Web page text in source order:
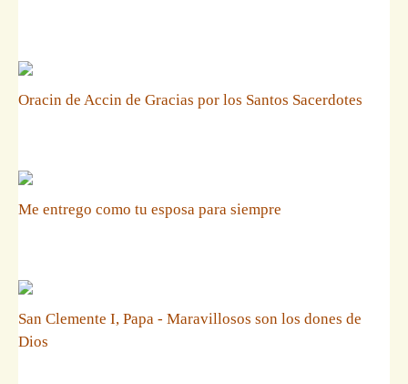
Oracin de Accin de Gracias por los Santos Sacerdotes
Me entrego como tu esposa para siempre
San Clemente I, Papa - Maravillosos son los dones de
Dios